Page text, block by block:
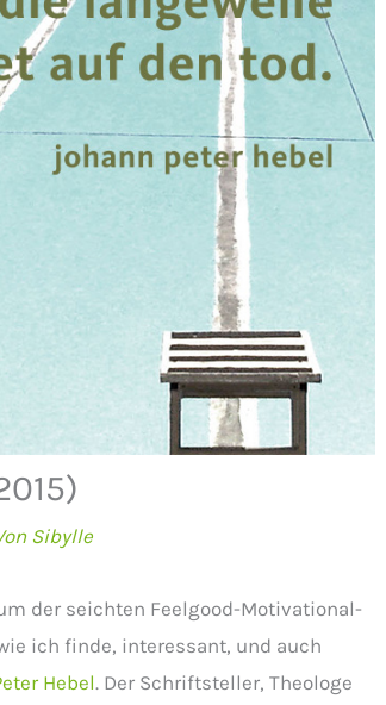
Sibylle
der seichten Feelgood-Motivational-
ich finde, interessant, und auch
Hebel. Der Schriftsteller, Theologe